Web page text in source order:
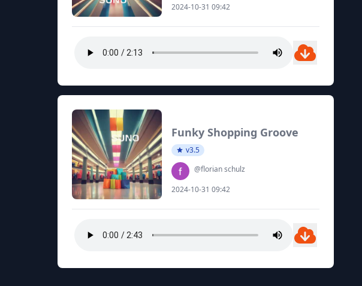
2024-10-31 09:42
Funky Shopping Groove
v3.5
@florian schulz
2024-10-31 09:42